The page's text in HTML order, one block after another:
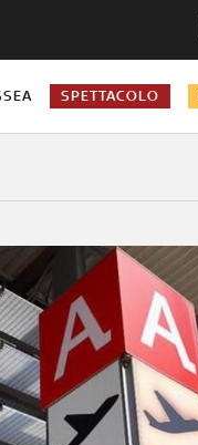
SPETTACOLO